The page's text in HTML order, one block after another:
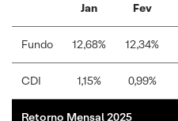
Jan Fev
Fundo 12,68% 12,34%
CDI 1,15% 0,99%
Retorno Mensal 2025